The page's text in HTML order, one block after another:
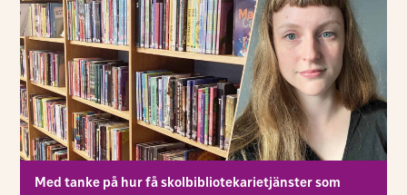
Med tanke på hur få skolbibliotekarietjänster som